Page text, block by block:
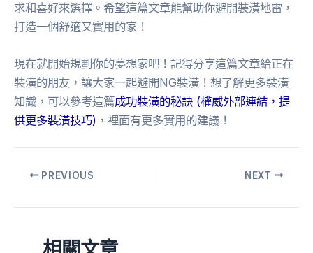
求和喜好來選擇。希望這篇文章能幫助你避開裝潢地雷，
打造一個舒適又實用的家！
現在就開始規劃你的夢想家吧！記得分享這篇文章給正在
裝潢的朋友，讓大家一起避開NG裝潢！想了解更多裝潢
知識，可以參考這篇成功裝潢的秘訣 (權威外部連結，提
供更多裝潢技巧) ，裡面有更多實用的建議！
PREVIOUS NEXT